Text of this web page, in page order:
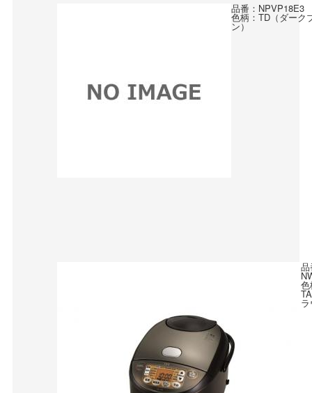
品番：NPVP18E3
色柄：TD（ダーク
ン）